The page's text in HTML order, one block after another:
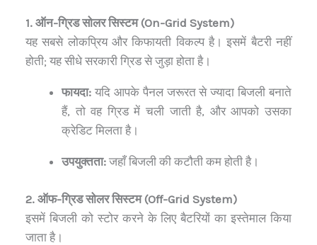
1. ऑन-ग्रिड सोलर सिस्टम (On-Grid System)
यह सबसे लोकप्रिय और किफायती विकल्प है। इसमें बैटरी नहीं
होती; यह सीधे सरकारी ग्रिड से जुड़ा होता है।
फायदा: यदि आपके पैनल जरूरत से ज्यादा बिजली बनाते
हैं, तो वह ग्रिड में चली जाती है, और आपको उसका
क्रेडिट मिलता है।
उपयुक्तता: जहाँ बिजली की कटौती कम होती है।
2. ऑफ-ग्रिड सोलर सिस्टम (Off-Grid System)
इसमें बिजली को स्टोर करने के लिए बैटरियों का इस्तेमाल किया
जाता है।